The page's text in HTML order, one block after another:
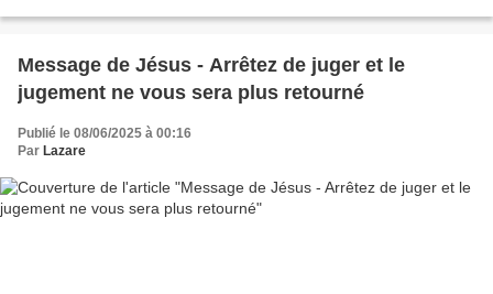
Message de Jésus - Arrêtez de juger et le
jugement ne vous sera plus retourné
Publié le 08/06/2025 à 00:16
Par Lazare